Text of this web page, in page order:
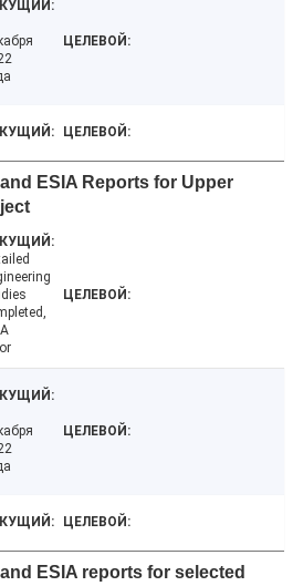
ESIA Reports for Upper
ESIA reports for selected